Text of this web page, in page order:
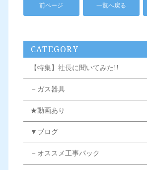
前ページ 一覧へ戻る
CATEGORY
【特集】社長に聞いてみた!!
－ガス器具
★動画あり
▼ブログ
－オススメ工事パック